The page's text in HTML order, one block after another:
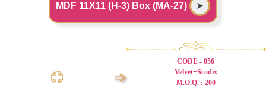
MDF 11X11 (H-3) Box (MA-27) ➤
➩
CODE - 056
Velvet+Scodix
M.O.Q. : 200